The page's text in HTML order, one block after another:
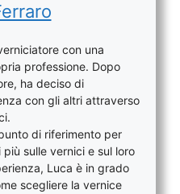
con una
professione. Dopo
ha deciso di
con gli altri attraverso
di riferimento per
sulle vernici e sul loro
Luca è in grado
scegliere la vernice